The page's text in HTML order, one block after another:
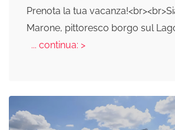
Prenota la tua
Marone, pittoresco borgo sul
... continua: >